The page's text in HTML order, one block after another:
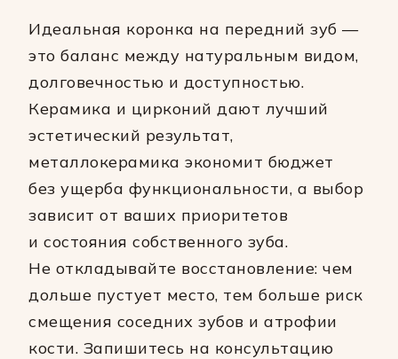
Идеальная коронка на передний зуб —
это баланс между натуральным видом,
долговечностью и доступностью.
Керамика и цирконий дают лучший
эстетический результат,
металлокерамика экономит бюджет
без ущерба функциональности, а выбор
зависит от ваших приоритетов
и состояния собственного зуба.
Не откладывайте восстановление: чем
дольше пустует место, тем больше риск
смещения соседних зубов и атрофии
кости. Запишитесь на консультацию